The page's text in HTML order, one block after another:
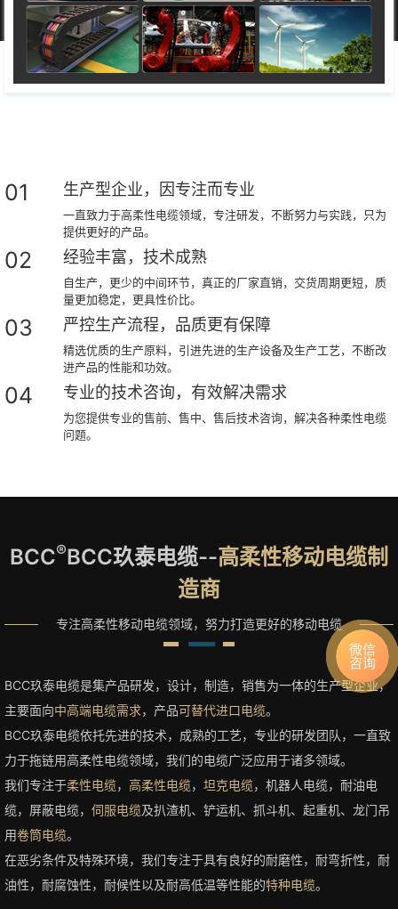
01 生产型企业，因专注而专业
一直致力于高柔性电缆领域，专注研发，不断努力与实践，只为
提供更好的产品。
02 经验丰富，技术成熟
自生产，更少的中间环节，真正的厂家直销，交货周期更短，质
量更加稳定，更具性价比。
03 严控生产流程，品质更有保障
精选优质的生产原料，引进先进的生产设备及生产工艺，不断改
进产品的性能和功效。
04 专业的技术咨询，有效解决需求
为您提供专业的售前、售中、售后技术咨询，解决各种柔性电缆
问题。
BCC®BCC玖泰电缆--高柔性移动电缆制
造商
专注高柔性移动电缆领域，努力打造更好的移动电缆
BCC玖泰电缆是集产品研发，设计，制造，销售为一体的生产型企业，
主要面向中高端电缆需求，产品可替代进口电缆。
BCC玖泰电缆依托先进的技术，成熟的工艺，专业的研发团队，一直致
力于拖链用高柔性电缆领域，我们的电缆广泛应用于诸多领域。
我们专注于柔性电缆， 高柔性电缆， 坦克电缆，机器人电缆，耐油电
缆，屏蔽电缆， 伺服电缆及扒渣机、铲运机、抓斗机、起重机、龙门吊
用卷筒电缆。
在恶劣条件及特殊环境，我们专注于具有良好的耐磨性，耐弯折性，耐
油性，耐腐蚀性，耐候性以及耐高低温等性能的特种电缆。
微信
咨询